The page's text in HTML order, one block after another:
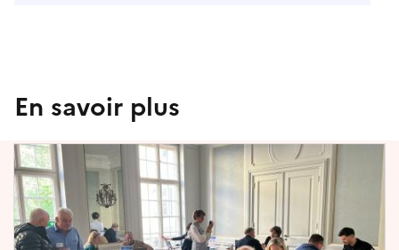
En savoir plus